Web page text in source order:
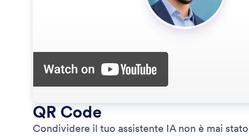
QR Code
Condividere il tuo assistente IA non è mai